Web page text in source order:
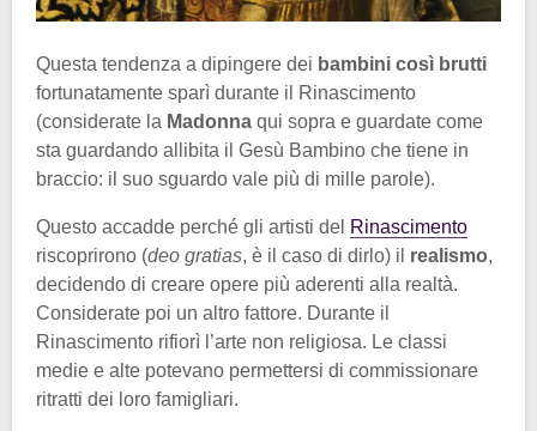
Questa tendenza a dipingere dei bambini così brutti
fortunatamente sparì durante il Rinascimento
(considerate la Madonna qui sopra e guardate come
sta guardando allibita il Gesù Bambino che tiene in
braccio: il suo sguardo vale più di mille parole).
Questo accadde perché gli artisti del Rinascimento
riscoprirono (deo gratias, è il caso di dirlo) il realismo,
decidendo di creare opere più aderenti alla realtà.
Considerate poi un altro fattore. Durante il
Rinascimento rifiorì l’arte non religiosa. Le classi
medie e alte potevano permettersi di commissionare
ritratti dei loro famigliari.